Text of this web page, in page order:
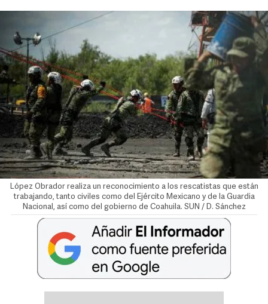
López Obrador realiza un reconocimiento a los rescatistas que están
trabajando, tanto civiles como del Ejército Mexicano y de la Guardia
Nacional, así como del gobierno de Coahuila. SUN / D. Sánchez